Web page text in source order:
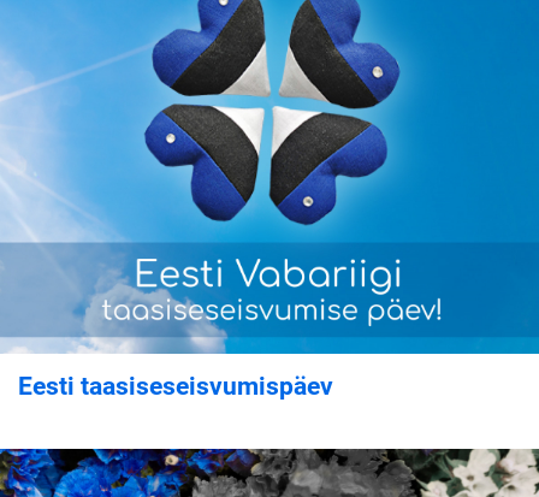
Eesti taasiseseisvumispäev